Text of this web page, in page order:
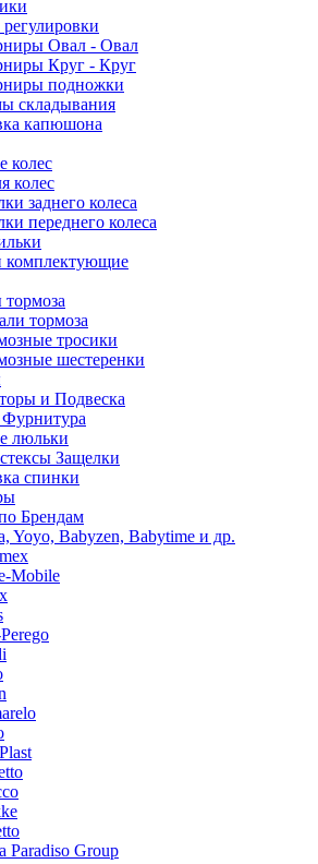
Овал - Овал
Круг - Круг
подножки
складывания
капюшона
колес
колес
заднего колеса
переднего колеса
комплектующие
тормоза
тросики
шестеренки
и Подвеска
люльки
Защелки
спинки
Брендам
Yoyo, Babyzen, Babytime и др.
Mobile
Paradiso Group